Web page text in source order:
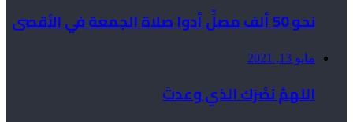
نحو 50 ألف مصلٍّ أدوا صلاة الجمعة في الأقصى
مايو 13, 2021
اللهمَّ نَصْرَك الذي وعدتَ